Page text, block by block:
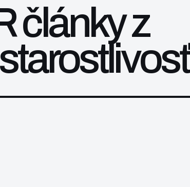
články z